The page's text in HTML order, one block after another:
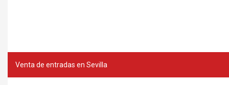
Venta de entradas en Sevilla